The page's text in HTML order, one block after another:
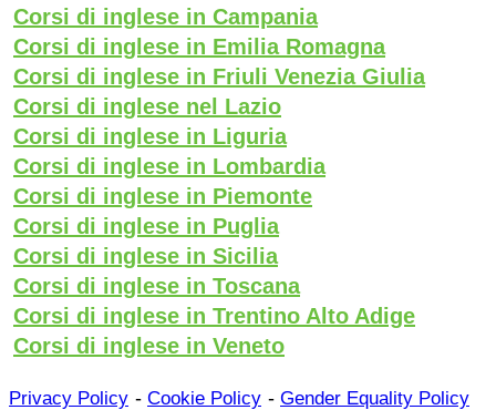
Corsi di inglese in Campania
Corsi di inglese in Emilia Romagna
Corsi di inglese in Friuli Venezia Giulia
Corsi di inglese nel Lazio
Corsi di inglese in Liguria
Corsi di inglese in Lombardia
Corsi di inglese in Piemonte
Corsi di inglese in Puglia
Corsi di inglese in Sicilia
Corsi di inglese in Toscana
Corsi di inglese in Trentino Alto Adige
Corsi di inglese in Veneto
Privacy Policy - Cookie Policy - Gender Equality Policy